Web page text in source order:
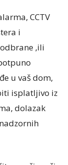
CCTV
i
,ili
u vaš dom,
isplatljivo iz
dolazak